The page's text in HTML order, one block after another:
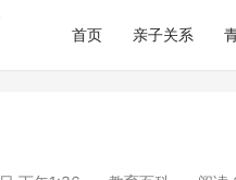
首页 亲子关系